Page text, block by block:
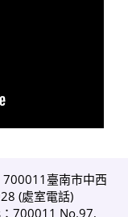
臺南市中西
(處室電話)
：700011 No.97,